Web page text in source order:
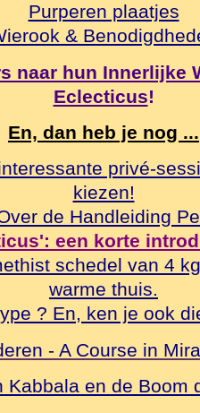
Purperen plaatjes
&
naar hun Innerlijke
Eclecticus!
En, dan heb je nog ...
privé-
kiezen!
de Handleiding
een korte
schedel van 4
warme thuis.
? En, ken je ook
- A Course in
Kabbala en de Boom